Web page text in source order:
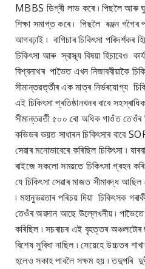
MBBS ডিগ্ৰী লাভ কৰে ৷ পিছলৈ আৰু
শিক্ষা সমাপ্ত কৰে ৷ পিছলৈ ৰঞ্জন গগৈৰ
আগবঢ়াই ৷ বাগিচাৰ চিকিৎসা
চিকিৎসা আৰু স্বাস্থ্য বিষয়া হিচাবেও
বিশ্বনাথৰ পাভৈত এখন নিজাববীয়াকৈ
সীমান্তৱৰ্ত্তীৰ এক মাত্ৰ নিৰ্ভৰযোগ্য
এই চিকিৎসা প্ৰতিষ্ঠানখনৰ বাবে
সীমান্তৱৰ্তী ৫০০ ৰো অধিক গাওঁত তেওঁৰ
কভিডৰ ভয়ত সাধাৰন চিকিৎসাৰ বাবে
সেৱাৰ মনোভাবেৰে কৰিছিল চিকিৎসা ৷
ৰাইজে সকলো সময়তে চিকিৎসা গ্ৰহন
যে চিকিৎসা সেৱাৰ মাজত সীমাবদ্ধ
৷ মহানুভৱতাৰ পৰিচয় দিয়া চিকিৎসক
তেওঁৰ অৱদান আছে উল্লেখনীয় ৷
কৰিছিল ৷ সচৰাচৰ এই বৃহত্তৰ অঞ্চলটোৰ
বিশেষ সুবিধা নাছিল ৷ সেয়েহে উচ্চতৰ
হলেও সকাহ পাবলৈ সক্ষম হয় ৷ তদুপৰি